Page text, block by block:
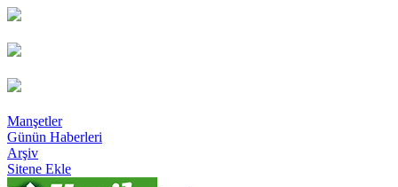
Manşetler
Günün Haberleri
Arşiv
Sitene Ekle